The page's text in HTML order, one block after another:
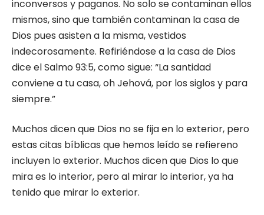
inconversos y paganos. No solo se contaminan ellos
mismos, sino que también contaminan la casa de
Dios pues asisten a la misma, vestidos
indecorosamente. Refiriéndose a la casa de Dios
dice el Salmo 93:5, como sigue: “La santidad
conviene a tu casa, oh Jehová, por los siglos y para
siempre.”
Muchos dicen que Dios no se fija en lo exterior, pero
estas citas bíblicas que hemos leído se refiereno
incluyen lo exterior. Muchos dicen que Dios lo que
mira es lo interior, pero al mirar lo interior, ya ha
tenido que mirar lo exterior.